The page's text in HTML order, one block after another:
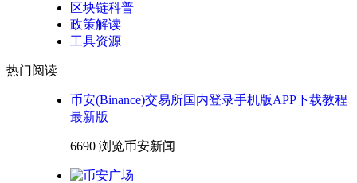
区块链科普
政策解读
工具资源
热门阅读
币安(Binance)交易所国内登录手机版APP下载教程
最新版
6690 浏览币安新闻